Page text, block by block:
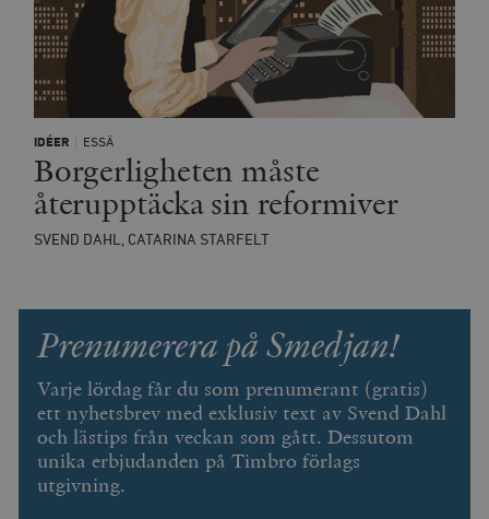
IDÉER ESSÄ
Borgerligheten måste
återupptäcka sin reformiver
SVEND DAHL, CATARINA STARFELT
Prenumerera på Smedjan!
Varje lördag får du som prenumerant (gratis)
ett nyhetsbrev med exklusiv text av Svend Dahl
och lästips från veckan som gått. Dessutom
unika erbjudanden på Timbro förlags
utgivning.